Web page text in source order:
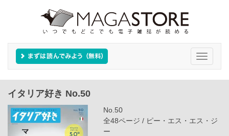
Toggle
イタリア好き No.50
No.50
全48ページ / ピー・エス・エス・ジ
ー